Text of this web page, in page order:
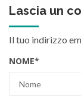
Lascia un
Il tuo indirizzo
NOME*